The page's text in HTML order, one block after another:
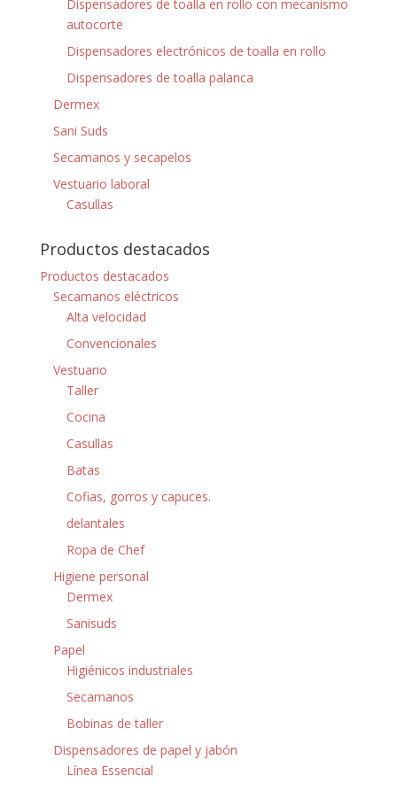
Dispensadores de toalla en rollo con mecanismo
autocorte
Dispensadores electrónicos de toalla en rollo
Dispensadores de toalla palanca
Dermex
Sani Suds
Secamanos y secapelos
Vestuario laboral
Casullas
Productos destacados
Productos destacados
Secamanos eléctricos
Alta velocidad
Convencionales
Vestuario
Taller
Cocina
Casullas
Batas
Cofias, gorros y capuces.
delantales
Ropa de Chef
Higiene personal
Dermex
Sanisuds
Papel
Higiénicos industriales
Secamanos
Bobinas de taller
Dispensadores de papel y jabón
Línea Essencial